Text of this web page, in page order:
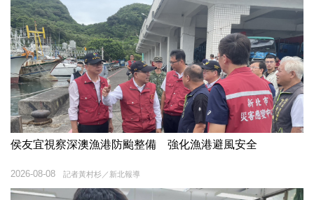
侯友宜視察深澳漁港防颱整備 強化漁港避風安全
記者黃村杉／新北報導
2026-08-08